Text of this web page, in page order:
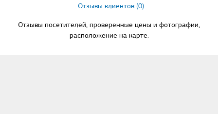
Отзывы посетителей, проверенные цены и фотографии,
расположение на карте.
Отзывы клиентов (0)